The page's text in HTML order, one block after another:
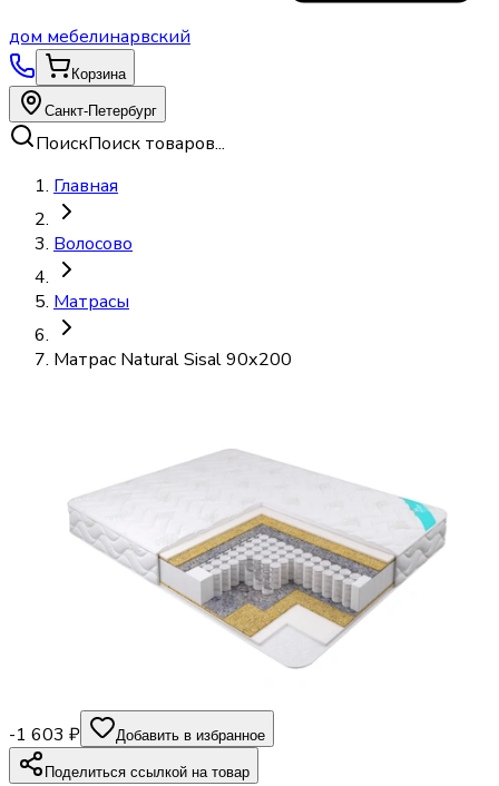
дом мебелинарвский
Корзина
Санкт-Петербург
ПоискПоиск товаров...
Главная
Волосово
Матрасы
Матрас Natural Sisal 90х200
-1 603 ₽ Добавить в избранное
Поделиться ссылкой на товар